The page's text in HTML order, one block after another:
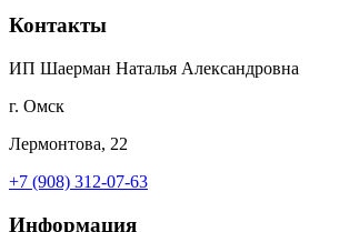
Контакты
ИП Шаерман Наталья Александровна
г. Омск
Лермонтова, 22
+7 (908) 312-07-63
Информация